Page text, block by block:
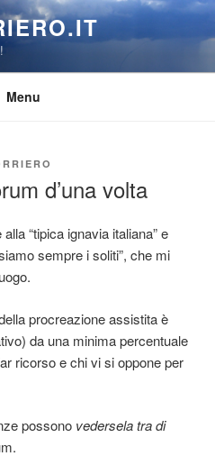
Menu
d’una volta
“tipica ignavia italiana” e
sempre i soliti”, che mi
procreazione assistita è
da una minima percentuale
ricorso e chi vi si oppone per
possono vedersela tra di